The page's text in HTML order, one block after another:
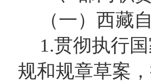
（一） 西藏
1.贯彻执行
规和规章草案